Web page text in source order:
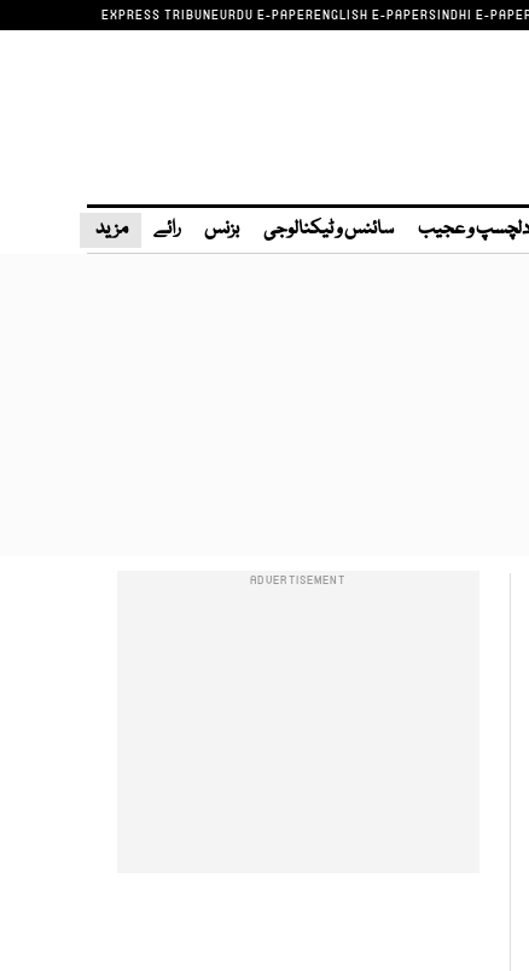
EXPRESS TRIBUNEURDU E-PAPERENGLISH E-PAPERSINDHI E-
دلچسپ و عجیب سائنس و ٹیکنالوجی بزنس رائے مزید